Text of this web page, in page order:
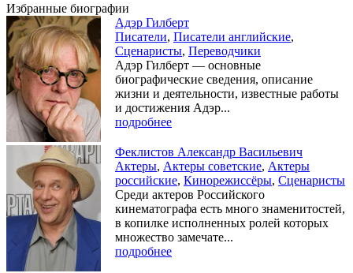
Избранные биографии
Адэр Гилберт
Писатели, Писатели английские,
Сценаристы, Переводчики
Адэр Гилберт — основные
биографические сведения, описание
жизни и деятельности, известные работы
и достижения Адэр...
подробнее
Феклистов Александр Васильевич
Актеры, Актеры советские, Актеры
российские, Кинорежиссёры, Сценаристы
Среди актеров Российского
кинематографа есть много знаменитостей,
в копилке исполненных ролей которых
множество замечате...
подробнее